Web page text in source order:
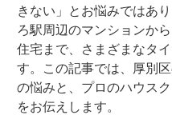
きない」とお悩みではあ
ろ駅周辺のマンションか
住宅まで、さまざまなタ
す。この記事では、厚別
の悩みと、プロのハウス
をお伝えします。